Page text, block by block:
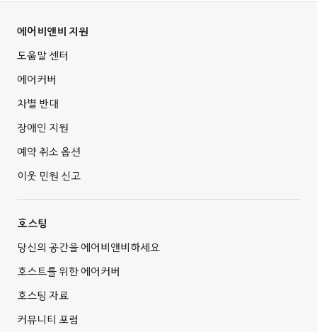
에어비앤비 지원
도움말 센터
에어커버
차별 반대
장애인 지원
예약 취소 옵션
이웃 민원 신고
호스팅
당신의 공간을 에어비앤비하세요
호스트를 위한 에어커버
호스팅 자료
커뮤니티 포럼